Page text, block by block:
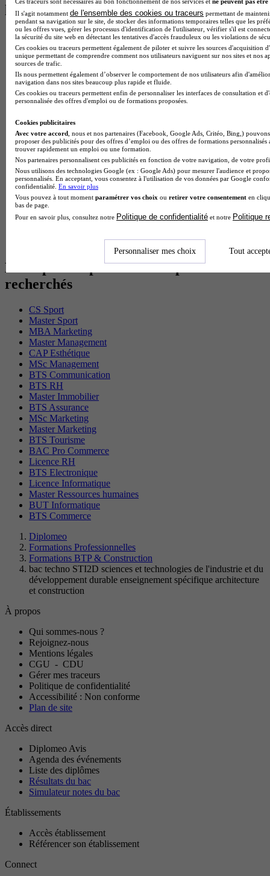
les plus recherchés
BTS Esf en alternance
BTS Dietetique en alternance
BTS Mco en alternance
BTS Pi en alternance
BTS Sp3s en alternance
Master CCA en alternance
BTS Ndrc en alternance
Cap Fleuriste en alternance
BTS Sio en alternance
MSc Marketing Digital en alternance
BTS Gpme en alternance
Cap Electricien en alternance
BTS Gpn en alternance
BTS Domotique en alternance
BAC Pro Agora en alternance
BTS Sta en alternance
BTS Iris en alternance
BTS Ati en alternance
Les diplômes par filière les plus
recherchés
CS Sport
Master Sport
MBA Marketing
Master Management
CAP Esthétique
MSc Management
BTS Communication
BTS RH
Master Immobilier
BTS Assurance
MSc Marketing
Master Marketing
BTS Tourisme
BAC Pro Commerce
Licence RH
BTS Electronique
Licence Informatique
Master Ressources humaines
BUT Informatique
BTS Commerce
Diplomeo
Formations Professionnelles
Formations BTP & Construction
bac techno STI2D sciences et technologies de l'industrie et du
développement durable enseignement spécifique architecture
et construction
À propos
Qui sommes-nous ?
Rejoignez-nous
Mentions légales
CGU - CDU
Gérer mes traceurs
Politique de confidentialité
Accessibilité : Non conforme
Plan de site
Accès direct
Diplomeo Avis
Agenda des événements
Liste des diplômes
Résultats du bac
Simulateur notes du bac
Établissements
Accès établissement
Référencer son établissement
Connect
Il s'agit notamment de l'ensemble des cookies ou traceurs permettant de
pendant sa navigation sur le site, de stocker des informations temporaires telles que les
ou les offres vues, gérer les processus d'identification de l'utilisateur, vérifier s'il est
la sécurité du site web en détectant les tentatives d'accès frauduleux ou les violations de
Ces cookies ou traceurs permettent également de piloter et suivre les sources d'acquisition
unique permettant de comprendre comment nos utilisateurs naviguent sur nos sites et nos
sources de trafic.
Ils nous permettent également d’observer le comportement de nos utilisateurs afin
navigation dans nos sites beaucoup plus rapide et fluide.
Ces cookies ou traceurs permettent enfin de personnaliser les interfaces de consultation et
personnalisée des offres d'emploi ou de formations proposées.
Cookies publicitaires
Avec votre accord , nous et nos partenaires (Facebook, Google Ads, Critéo, Bing,)
proposer des publicités pour des offres d’emploi ou des offres de formations
trouver rapidement un emploi ou une formation.
Nos partenaires personnalisent ces publicités en fonction de votre navigation, de votre
Nous utilisons des technologies Google (ex : Google Ads) pour mesurer l'audience et
personnalisés. En acceptant, vous consentez à l'utilisation de vos données par Google
confidentialité. En savoir plus
Vous pouvez à tout moment paramétrer vos choix ou retirer votre consentement en
bas de page.
Pour en savoir plus, consultez notre Politique de confidentialité et notre Politique
Personnaliser mes choix Tout